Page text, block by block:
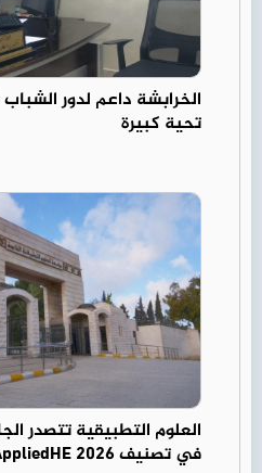
الخرابشة داعم لدور
تحية كبيرة
العلوم التطبيقية تتصدر
في تصنيف AppliedHE 2026